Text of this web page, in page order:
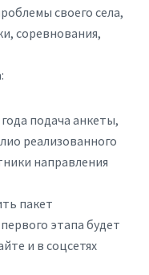
своего села,
соревнования,
подача анкеты,
реализованного
направления
пакет
этапа будет
и в соцсетях